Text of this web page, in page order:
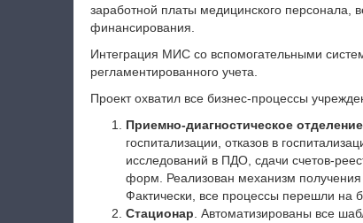
заработной платы медицинского персонала,
финансирования.
Интеграция МИС со вспомогательными
регламентированного учета.
Проект охватил все бизнес-процессы
Приемно-диагностическое отделение
госпитализации, отказов в
исследований в ПДО, сдачи счетов-
форм. Реализован механизм
Фактически, все процессы перешли на
Стационар . Автоматизированы все